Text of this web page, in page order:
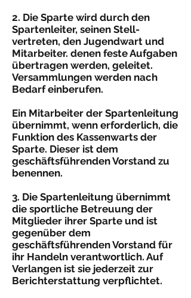
2. Die Sparte wird durch den
Spartenleiter, seinen Stell­
vertreten, den Jugendwart und
Mitarbeiter. denen feste Aufgaben
übertragen werden, geleitet.
Versammlungen werden nach
Bedarf einberufen.
Ein Mitarbeiter der Spartenleitung
übernimmt, wenn erfor­derlich, die
Funktion des Kassenwarts der
Sparte. Dieser ist dem
geschäftsführenden Vorstand zu
benennen.
3. Die Spartenleitung übernimmt
die sportliche Betreuung der
Mitglieder ihrer Sparte und ist
gegenüber dem
geschäftsführenden Vorstand für
ihr Handeln verantwortlich. Auf
Verlangen ist sie jederzeit zur
Berichterstattung verpflichtet.